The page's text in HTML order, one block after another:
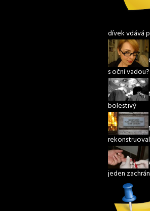
dívek vdává
s oční vadou?
bolestivý
jeden